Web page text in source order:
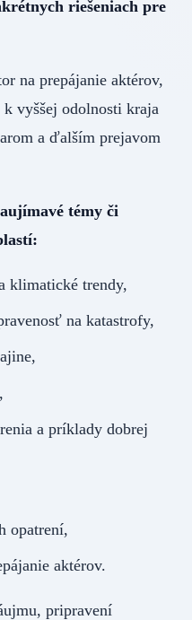
riešeniach pre
na prepájanie aktérov,
vyššej odolnosti kraja
a ďalším prejavom
témy či
klimatické trendy,
na katastrofy,
a príklady dobrej
opatrení,
aktérov.
pripravení